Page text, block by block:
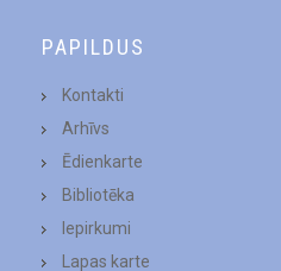
PAPILDUS
Kontakti
Arhīvs
Ēdienkarte
Bibliotēka
Iepirkumi
Lapas karte